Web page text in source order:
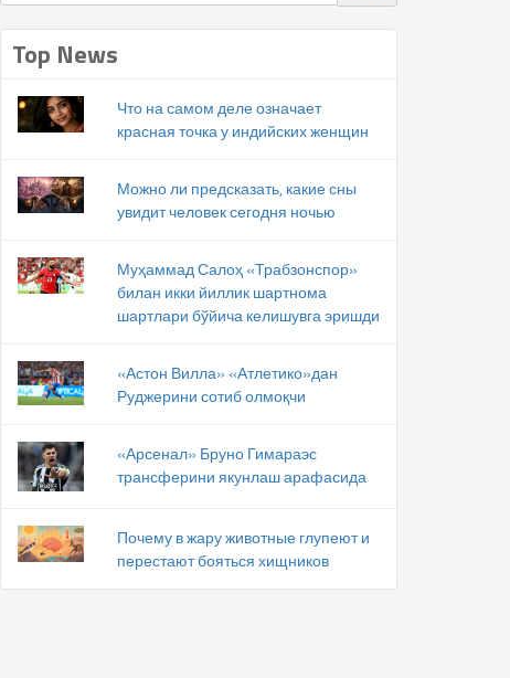
Top News
Что на самом деле означает
красная точка у индийских женщин
Можно ли предсказать, какие сны
увидит человек сегодня ночью
Муҳаммад Салоҳ «Трабзонспор»
билан икки йиллик шартнома
шартлари бўйича келишувга эришди
«Астон Вилла» «Атлетико»дан
Руджерини сотиб олмоқчи
«Арсенал» Бруно Гимараэс
трансферини якунлаш арафасида
Почему в жару животные глупеют и
перестают бояться хищников